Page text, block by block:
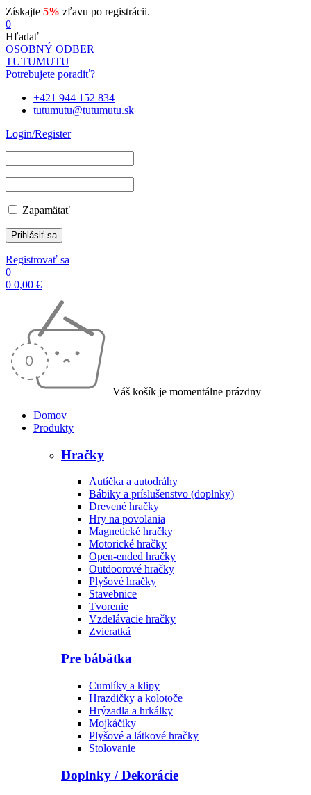
Získajte 5% zľavu po registrácii.
0
Hľadať
OSOBNÝ ODBER
TUTUMUTU
Potrebujete poradiť?
+421 944 152 834
tutumutu@tutumutu.sk
Login/Register
Zapamätať
Registrovať sa
0
0 0,00 €
Váš košík je momentálne prázdny
Domov
Produkty
Hračky
Autíčka a autodráhy
Bábiky a príslušenstvo (doplnky)
Drevené hračky
Hry na povolania
Magnetické hračky
Motorické hračky
Open-ended hračky
Outdoorové hračky
Plyšové hračky
Stavebnice
Tvorenie
Vzdelávacie hračky
Zvieratká
Pre bábätka
Cumlíky a klipy
Hrazdičky a kolotoče
Hrýzadla a hrkálky
Mojkáčiky
Plyšové a látkové hračky
Stolovanie
Doplnky / Dekorácie